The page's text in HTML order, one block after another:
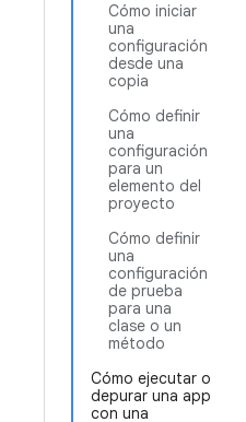
Cómo iniciar
una
configuración
desde una
copia
Cómo definir
una
configuración
para un
elemento del
proyecto
Cómo definir
una
configuración
de prueba
para una
clase o un
método
Cómo ejecutar o
depurar una app
con una